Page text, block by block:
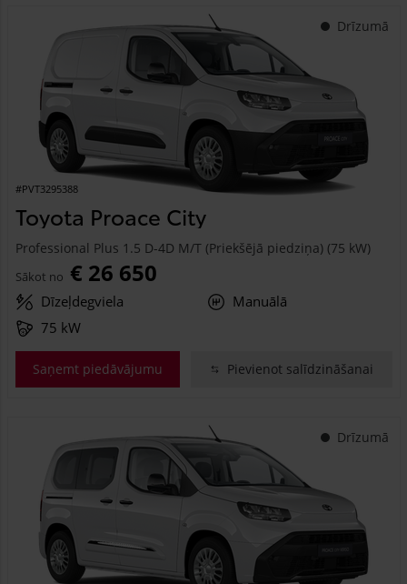
Drīzumā
#PVT3295388
Toyota Proace City
Professional Plus 1.5 D-4D M/T (Priekšējā piedziņa) (75 kW)
Sākot no € 26 650
Dīzeļdegviela
Manuālā
75 kW
Saņemt piedāvājumu Pievienot salīdzināšanai
Drīzumā